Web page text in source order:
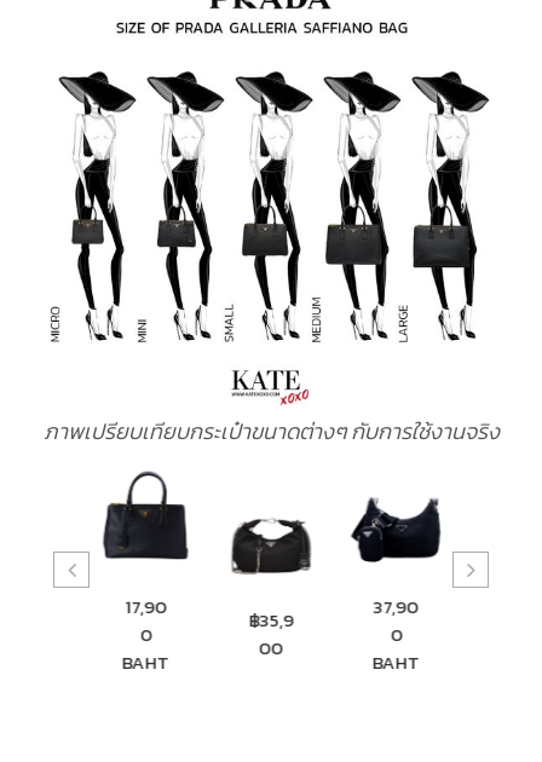
ภาพเปรียบเทียบกระเป๋าขนาดต่างๆ กับการใช้งานจริง
17,90
0
BAHT
฿35,9
00
37,90
0
BAHT